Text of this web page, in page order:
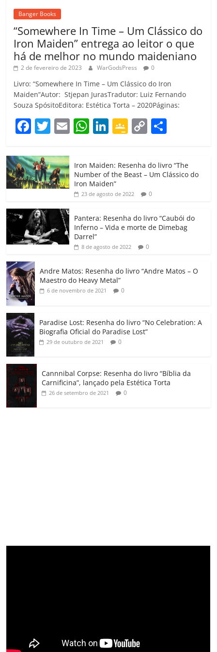
Banger Books
“Somewhere In Time – Um Clássico do
Iron Maiden” entrega ao leitor o que
há de melhor no mundo maideniano
2 de fevereiro de 2023 WarGodsPress 0
Livro: “Somewhere In Time – Um Clássico do Iron
Maiden”Autor: Stjepan JurasTradutor: Luiz Fernando
Souza SpósitoEditora: Estética Torta – 2020Páginas:
F
c
e
b
o
o
k
T
itt
er
E W
at
s
A
p
Li
e
dI
G
gl
e
Cl
a
ss
ro
o
C
p
y
Li
k
m
p
h
ar
Iron Maiden: Resenha do livro “The
Number of the Beast – Um Clássico do
Iron Maiden”
23 de agosto de 2022 0
Pantera: Resenha do livro “Caubói do
Inferno – Vida e morte de Dimebag
Darrel”
8 de agosto de 2022 0
Andre Matos: Resenha do livro “Andre Matos – O
Maestro do Heavy Metal”
6 de novembro de 2021 0
Paradise Lost: Resenha do livro “No Celebration: A
Biografia Oficial do Paradise Lost”
29 de outubro de 2021 0
Cannnibal Corpse: Resenha do livro “Bíblia da
Carnificina”, lançado pela Estética Torta
26 de setembro de 2021 0